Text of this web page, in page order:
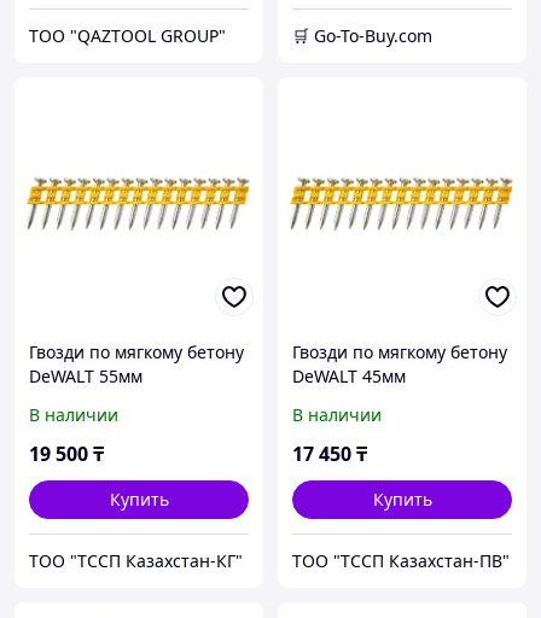
TOO "QAZTOOL GROUP" 🛒 Go-To-Buy.com
Гвозди по мягкому бетону
DeWALT 55мм
В наличии
19 500₸
Купить
ТОО "ТССП Казахстан-КГ"
Гвозди по мягкому бетону
DeWALT 45мм
В наличии
17 450₸
Купить
ТОО "ТССП Казахстан-ПВ"